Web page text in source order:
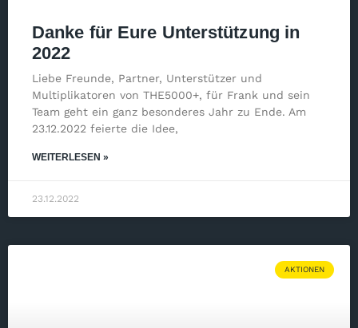
Danke für Eure Unterstützung in
2022
Liebe Freunde, Partner, Unterstützer und
Multiplikatoren von THE5000+, für Frank und sein
Team geht ein ganz besonderes Jahr zu Ende. Am
23.12.2022 feierte die Idee,
WEITERLESEN »
23.12.2022
AKTIONEN